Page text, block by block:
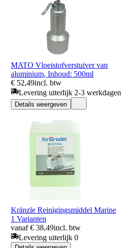
MATO Vloeistofverstuiver van
aluminium, Inhoud: 500ml
€ 52,49incl. btw
Levering uiterlijk 2-3 werkdagen
Details weergeven
Kränzle Reinigingsmiddel Marine
1 Varianten
vanaf € 38,49incl. btw
Levering uiterlijk 0